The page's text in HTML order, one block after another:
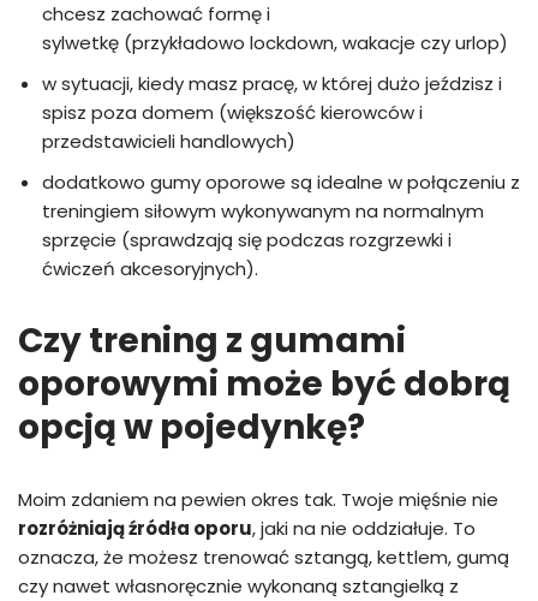
chcesz zachować formę i
sylwetkę (przykładowo lockdown, wakacje czy urlop)
w sytuacji, kiedy masz pracę, w której dużo jeździsz i
spisz poza domem (większość kierowców i
przedstawicieli handlowych)
dodatkowo gumy oporowe są idealne w połączeniu z
treningiem siłowym wykonywanym na normalnym
sprzęcie (sprawdzają się podczas rozgrzewki i
ćwiczeń akcesoryjnych).
Czy trening z gumami
oporowymi może być dobrą
opcją w pojedynkę?
Moim zdaniem na pewien okres tak. Twoje mięśnie nie
rozróżniają źródła oporu, jaki na nie oddziałuje. To
oznacza, że możesz trenować sztangą, kettlem, gumą
czy nawet własnoręcznie wykonaną sztangielką z